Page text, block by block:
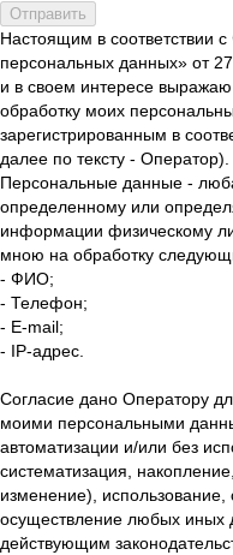
Отправить
Настоящим в
персональных данных» от
и в своем интересе выражаю
обработку моих
зарегистрированным в
далее по тексту - Оператор).
Персональные данные -
определенному или
информации физическому
мною на обработку
- ФИО;
- Телефон;
- E-mail;
- IP-адрес.
Согласие дано Оператору
моими персональными
автоматизации и/или без
систематизация,
изменение), использование,
осуществление любых иных
действующим